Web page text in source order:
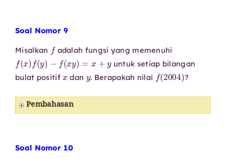
Soal Nomor 9
Misalkan
f
adalah fungsi yang memenuhi
f(x ) (y )− f xy x
untuk setiap bilangan
bulat positif
x
dan . Berapakah nilai
f(2004)
?
Pembahasan
Soal Nomor 10